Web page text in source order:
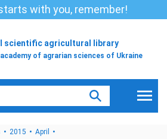
with you, remember!
scientific agricultural library
of agrarian sciences of Ukraine
2015
April